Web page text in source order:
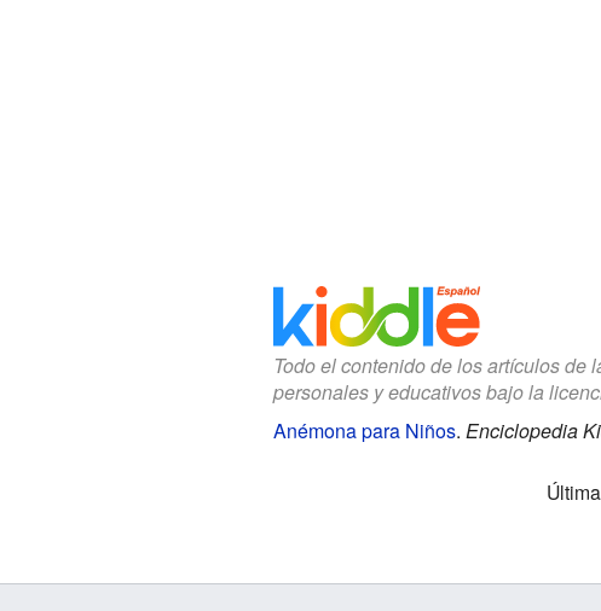
Todo el contenido de los artículos de
personales y educativos bajo la
Anémona para Niños. Enciclopedia